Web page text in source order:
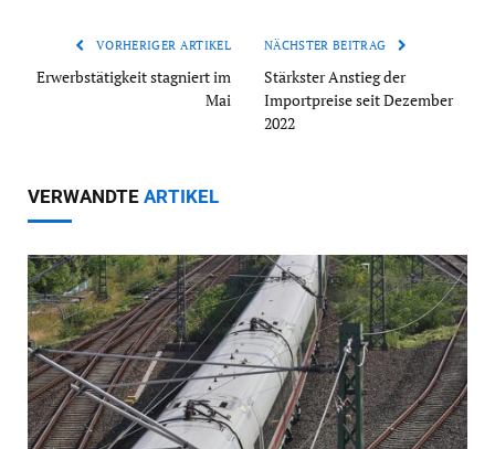
VORHERIGER ARTIKEL
Erwerbstätigkeit stagniert im
Mai
NÄCHSTER BEITRAG
Stärkster Anstieg der
Importpreise seit Dezember
2022
VERWANDTE ARTIKEL